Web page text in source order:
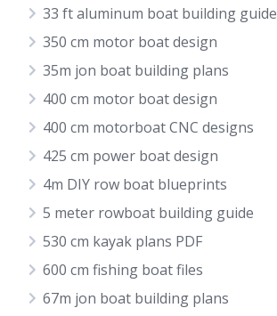
33 ft aluminum boat building guide
350 cm motor boat design
35m jon boat building plans
400 cm motor boat design
400 cm motorboat CNC designs
425 cm power boat design
4m DIY row boat blueprints
5 meter rowboat building guide
530 cm kayak plans PDF
600 cm fishing boat files
67m jon boat building plans